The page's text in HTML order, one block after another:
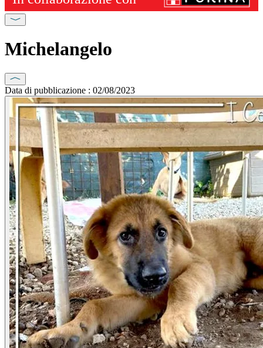
Michelangelo
Data di pubblicazione : 02/08/2023